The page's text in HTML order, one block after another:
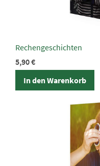
Rechengeschichten
5,90€
In den Warenkorb